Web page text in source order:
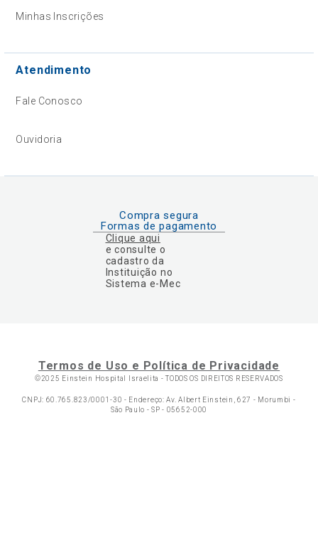
Minhas Inscrições
Atendimento
Fale Conosco
Ouvidoria
Compra segura
Formas de pagamento
Clique aqui
e consulte o
cadastro da
Instituição no
Sistema e-Mec
Termos de Uso e Política de Privacidade
©2025 Einstein Hospital Israelita -TODOS OS DIREITOS RESERVADOS
CNPJ: 60.765.823/0001-30 - Endereço: Av. Albert Einstein, 627 - Morumbi -
São Paulo - SP - 05652-000